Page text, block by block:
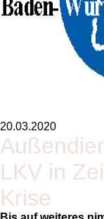
20.03.2020
LKV in
Krise